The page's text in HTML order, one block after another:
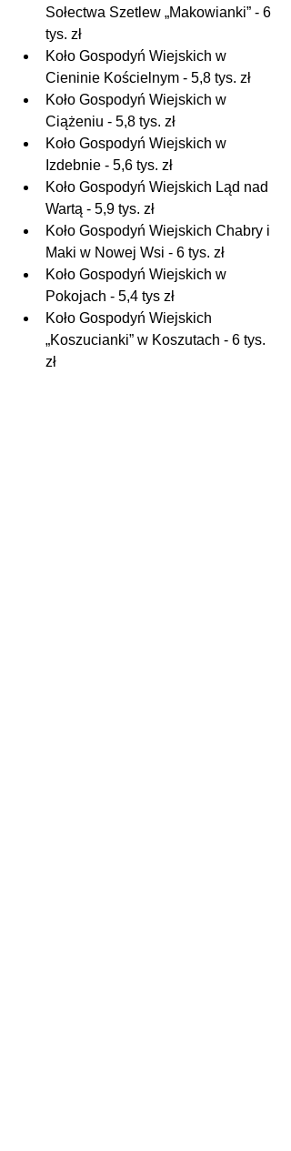
Sołectwa Szetlew „Makowianki” - 6
tys. zł
Koło Gospodyń Wiejskich w
Cieninie Kościelnym - 5,8 tys. zł
Koło Gospodyń Wiejskich w
Ciążeniu - 5,8 tys. zł
Koło Gospodyń Wiejskich w
Izdebnie - 5,6 tys. zł
Koło Gospodyń Wiejskich Ląd nad
Wartą - 5,9 tys. zł
Koło Gospodyń Wiejskich Chabry i
Maki w Nowej Wsi - 6 tys. zł
Koło Gospodyń Wiejskich w
Pokojach - 5,4 tys zł
Koło Gospodyń Wiejskich
„Koszucianki” w Koszutach - 6 tys.
zł